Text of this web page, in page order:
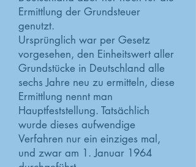
Ermittlung der Grundsteuer
genutzt.
Ursprünglich war per Gesetz
vorgesehen, den Einheitswert aller
Grundstücke in Deutschland alle
sechs Jahre neu zu ermitteln, diese
Ermittlung nennt man
Hauptfeststellung. Tatsächlich
wurde dieses aufwendige
Verfahren nur ein einziges mal,
und zwar am 1. Januar 1964